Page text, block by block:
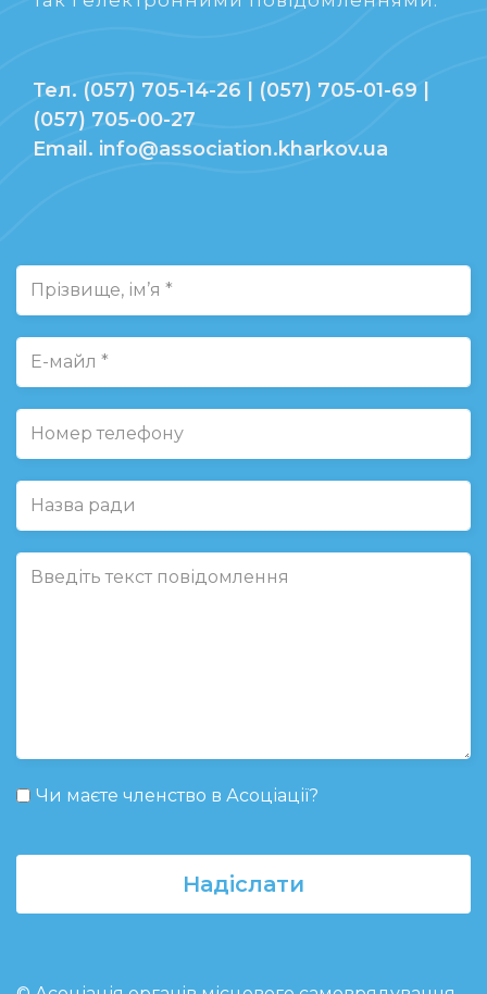
Тел. (057) 705-14-26 | (057) 705-01-69 |
(057) 705-00-27
Email. info@association.kharkov.ua
Чи маєте членство в Асоціації?
Надіслати